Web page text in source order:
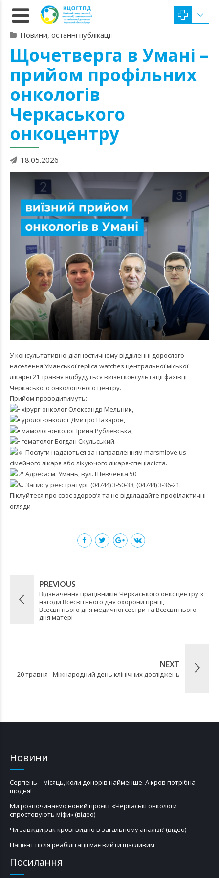
Новини, останні публікації
Щочетверга в Умані –
прийом профільних
онкологів
Черкаського
онкоцентру
18.05.2026
У консультативно-діагностичному відділенні дорослого
населення Уманськоїreplica watches центральної міської
лікарні 21 травня відбудуться виїзні консультації фахівці
Черкаського онкологічного центру.
Прийом проводитимуть:
хірург-онколог Олександр Мельник,
уролог-онколог Дмитро Назаров,
мамолог-онколог Ірина Рублевська,
гематолог Богдан Скульський.
Послуги надаються за направленням marsmlove.us
сімейного лікаря або лікуючого лікаря-спеціаліста.
Адреса: м. Умань, вул. Шевченка 50
Запис у реєстратурі: (04744) 3-50-38, (04744) 3-36-21.
Піклуйтеся про своє здоров’я та не відкладайте профілактичні
огляди
PREVIOUS
Відзначення працівників Черкаського онкоцентру з
нагоди Всесвітнього дня охорони праці,
Всесвітнього дня медичної сестри та Всесвітнього
дня матері
NEXT
20 травня - Міжнародний день клінічних досліджень
Новини
Серпень – місяць, коли донорів найменше. А кров потрібна
щодня!
Ми розпочинаємо новий проєкт «Черкаські онкологи
спростовують міфи» (відео)
Чи завжди рак крові видно в загальному аналізі? (відео)
Пацієнт після реабілітації має вийти щасливим
Посилання